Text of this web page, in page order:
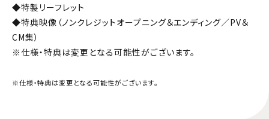
◆特製リーフレット
◆特典映像（ノンクレジットオープニング＆エンディング／PV＆
CM集）
※仕様・特典は変更となる可能性がございます。
※仕様・特典は変更となる可能性がございます。